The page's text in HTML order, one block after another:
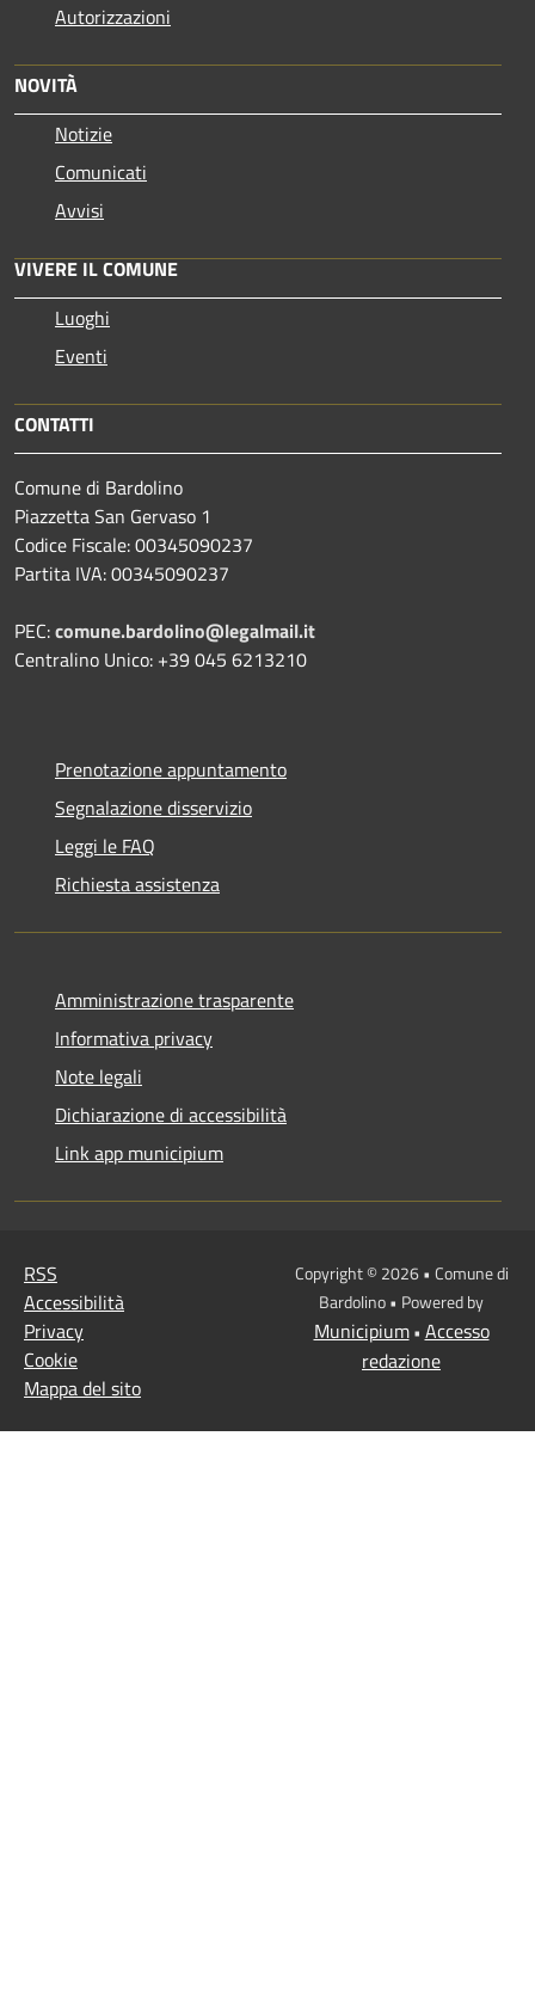
Autorizzazioni
NOVITÀ
Notizie
Comunicati
Avvisi
VIVERE IL COMUNE
Luoghi
Eventi
CONTATTI
Comune di Bardolino
Piazzetta San Gervaso 1
Codice Fiscale: 00345090237
Partita IVA: 00345090237
PEC:comune.bardolino@legalmail.it
Centralino Unico: +39 045 6213210
Prenotazione appuntamento
Segnalazione disservizio
Leggi le FAQ
Richiesta assistenza
Amministrazione trasparente
Informativa privacy
Note legali
Dichiarazione di accessibilità
Link app municipium
RSS
Accessibilità
Privacy
Cookie
Mappa del sito
Copyright © 2026 • Comune di
Bardolino • Powered by
Municipium• Accesso
redazione